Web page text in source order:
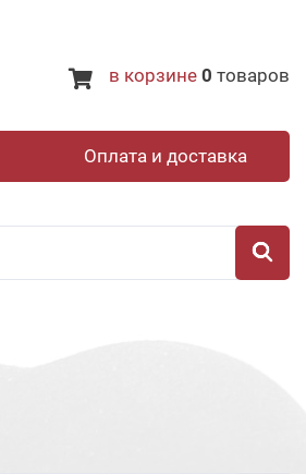
в корзине 0 товаров
Оплата и доставка